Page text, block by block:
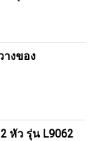
งของ
หัว รุ่น L9062